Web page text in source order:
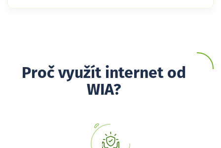
Proč využít internet od
WIA?